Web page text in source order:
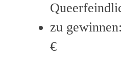
zu
€